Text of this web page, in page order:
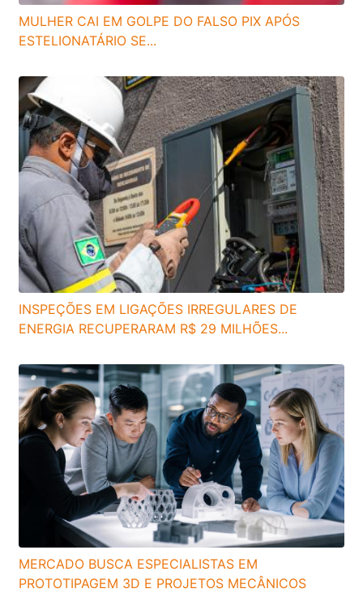
MULHER CAI EM GOLPE DO FALSO PIX APÓS
ESTELIONATÁRIO SE...
INSPEÇÕES EM LIGAÇÕES IRREGULARES DE
ENERGIA RECUPERARAM R$ 29 MILHÕES...
MERCADO BUSCA ESPECIALISTAS EM
PROTOTIPAGEM 3D E PROJETOS MECÂNICOS